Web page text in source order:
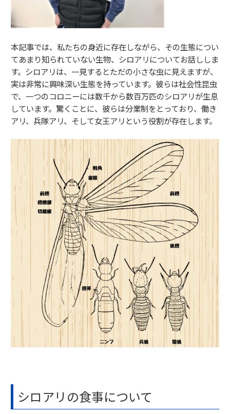
本記事では、私たちの身近に存在しながら、その生態につい
てあまり知られていない生物、シロアリについてお話ししま
す。シロアリは、一見するとただの小さな虫に見えますが、
実は非常に興味深い生態を持っています。彼らは社会性昆虫
で、一つのコロニーには数千から数百万匹のシロアリが生息
しています。驚くことに、彼らは分業制をとっており、働き
アリ、兵隊アリ、そして女王アリという役割が存在します。
シロアリの食事について